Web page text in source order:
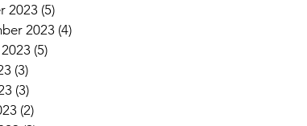
2023 (5)
2023 (4)
(5)
(3)
(3)
(2)